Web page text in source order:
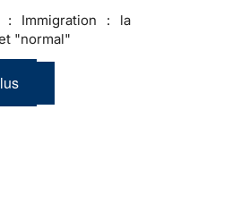
: Immigration : la
"normal"